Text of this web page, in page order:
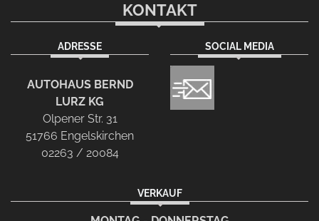
KONTAKT
ADRESSE
AUTOHAUS BERND
LURZ KG
Olpener Str. 31
51766 Engelskirchen
02263 / 20084
SOCIAL MEDIA
VERKAUF